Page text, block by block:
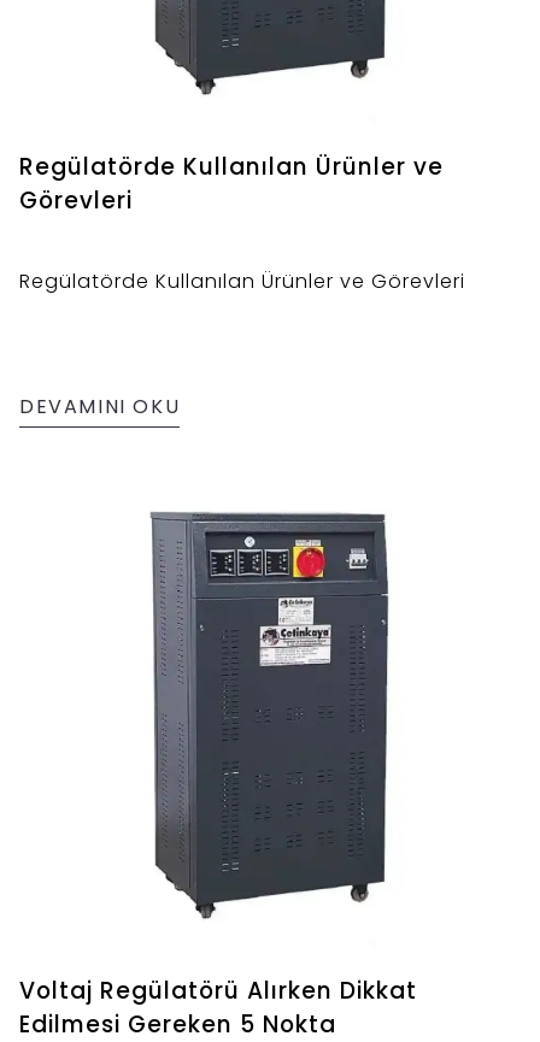
Regülatörde Kullanılan Ürünler ve
Görevleri
Regülatörde Kullanılan Ürünler ve Görevleri
DEVAMINI OKU
Voltaj Regülatörü Alırken Dikkat
Edilmesi Gereken 5 Nokta